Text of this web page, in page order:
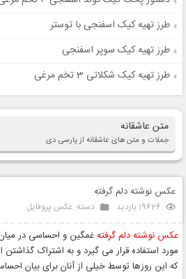
طرز تهیه کیک اسفنجی با توستر
طرز تهیه کیک سوپر اسفنجی
طرز تهیه کیک شکلاتی 3 تخم مرغی
متن عاشقانه
جملات و متن های عاشقانه از پارسی دی
عکس نوشته دلم گرفته
19626 بازدید دسته: عکس پروفایل
عکس نوشته دلم گرفته غمگین و احساسی در
مورد استفاده قرار می گیرد و به اشتراک گذاشتن
که این روزها توسط خیلی از آنان برای بیان